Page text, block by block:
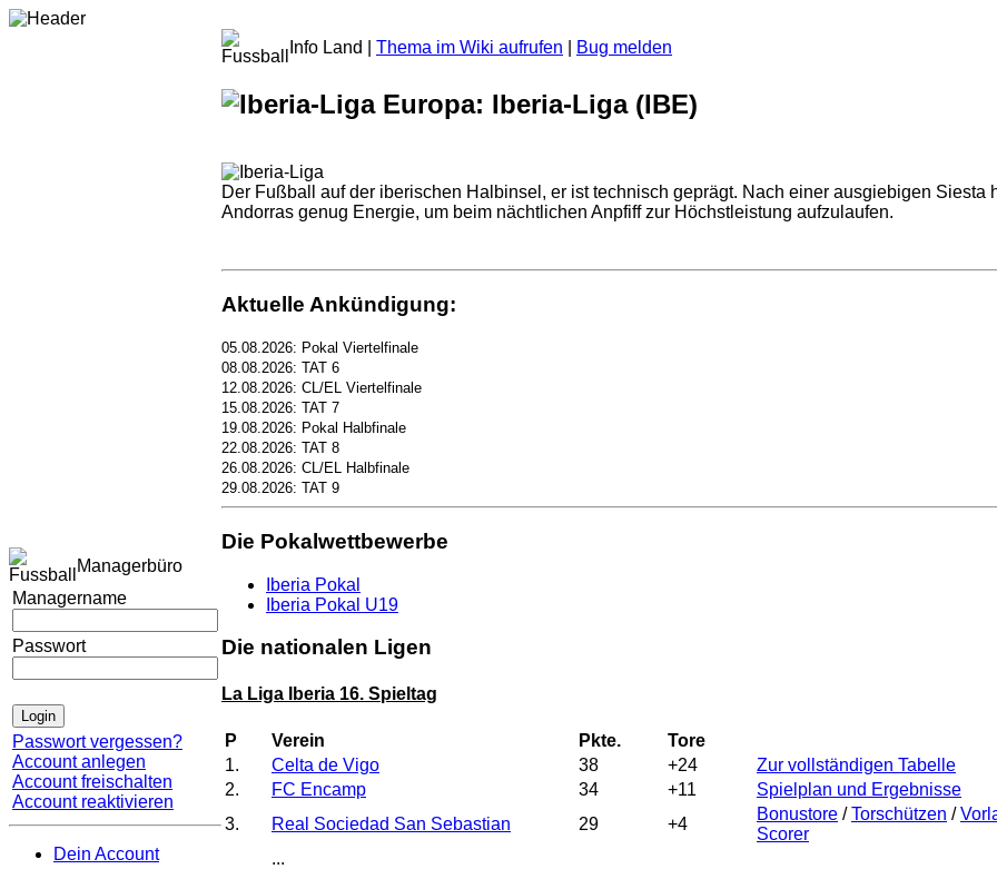
Managerbüro
Managername
Passwort
Passwort vergessen?
Account anlegen
Account freischalten
Account reaktivieren
Dein Account
Info Land | Thema im Wiki aufrufen Bug melden
Europa: Iberia-Liga (IBE)
Der Fußball auf der iberischen Halbinsel, er ist technisch geprägt. Nach einer ausgiebigen
Andorras genug Energie, um beim nächtlichen Anpfiff zur Höchstleistung aufzulaufen.
Aktuelle Ankündigung:
05.08.2026: Pokal Viertelfinale
08.08.2026: TAT 6
12.08.2026: CL/EL Viertelfinale
15.08.2026: TAT 7
19.08.2026: Pokal Halbfinale
22.08.2026: TAT 8
26.08.2026: CL/EL Halbfinale
29.08.2026: TAT 9
Die Pokalwettbewerbe
Iberia Pokal
Iberia Pokal U19
Die nationalen Ligen
La Liga Iberia 16. Spieltag
P Verein Pkte.
Tore
1.
Celta de Vigo 38 +24
Zur vollständigen Tabelle
2.
FC Encamp 34 +11
Spielplan und Ergebnisse
3.
Real Sociedad San Sebastian 29 +4
Bonustore /Torschützen /
Scorer
...